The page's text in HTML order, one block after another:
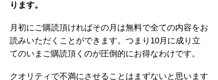
ります。
月初にご購読頂ければその月は無料で全ての内容をお
読みいただくことができます。つまり10月に成り立
てのいまご購読頂くのが圧倒的にお得なわけです。
クオリティで不満にさせることはまずないと思います